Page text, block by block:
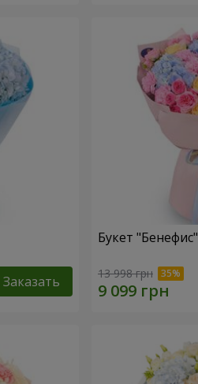
Заказать
Букет "Бенефис"
13 998 грн